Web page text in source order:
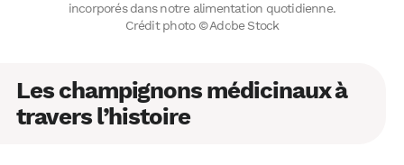
incorporés dans notre alimentation quotidienne.
Crédit photo © Adobe Stock
Les champignons médicinaux à
travers l’histoire